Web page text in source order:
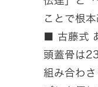
ことで根本
■ 古藤式
頭蓋骨は
組み合わ